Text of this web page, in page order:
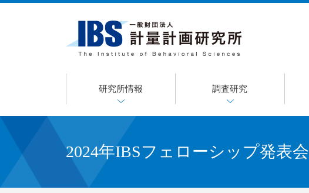
研究所情報 調査研究
2024年IBSフェローシップ発表会